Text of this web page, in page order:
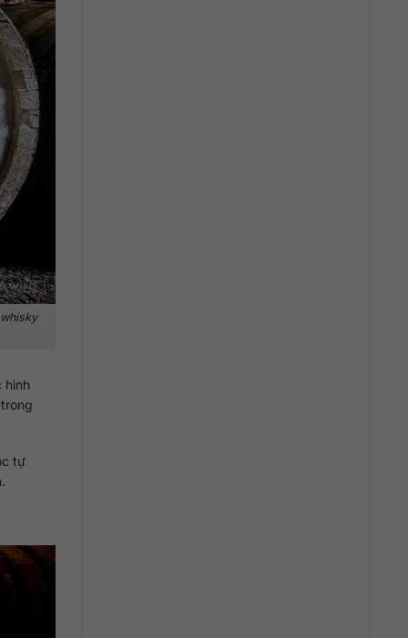
hình
trong
tự